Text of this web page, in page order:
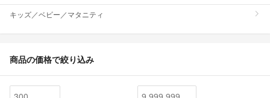
キッズ／ベビー／マタニティ
商品の価格で絞り込み